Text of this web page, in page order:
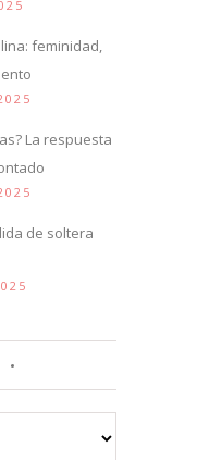
feminidad,
La respuesta
de soltera